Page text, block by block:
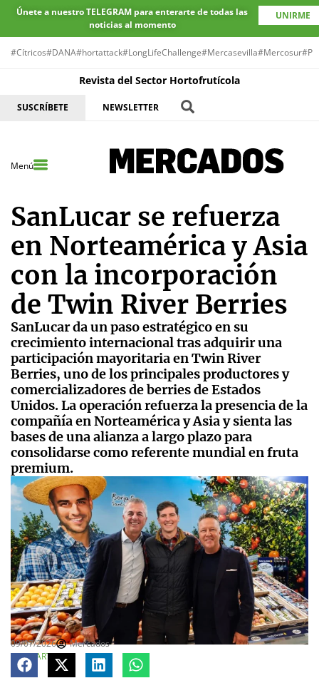
Únete a nuestro TELEGRAM para enterarte de todas las
noticias al momento
UNIRME
#Cítricos#DANA#hortattack#LongLifeChallenge#Mercasevilla#Mercosur
Revista del Sector Hortofrutícola
SUSCRÍBETE NEWSLETTER
Menú
SanLucar se refuerza
en Norteamérica y Asia
con la incorporación
de Twin River Berries
SanLucar da un paso estratégico en su
crecimiento internacional tras adquirir una
participación mayoritaria en Twin River
Berries, uno de los principales productores y
comercializadores de berries de Estados
Unidos. La operación refuerza la presencia de la
compañía en Norteamérica y Asia y sienta las
bases de una alianza a largo plazo para
consolidarse como referente mundial en fruta
premium.
09/07/2026
Mercados
COMPARTE